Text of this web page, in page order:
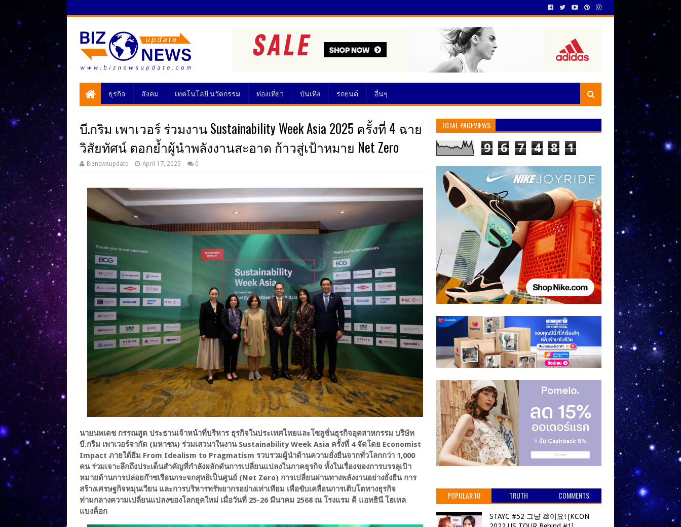
ธุรกิจ สังคม เทคโนโลยี นวัตกรรม ท่องเที่ยว บันเทิง รถยนต์ อื่นๆ
บี.กริม เพาเวอร์ ร่วมงาน Sustainability Week Asia 2025 ครั้งที่ 4 ฉาย
วิสัยทัศน์ ตอกย้ำผู้นำพลังงานสะอาด ก้าวสู่เป้าหมาย Net Zero
Biznewsupdate April 17, 2025 0
นายนพเดช กรรณสูต ประธานเจ้าหน้าที่บริหาร ธุรกิจในประเทศไทยและโซลูชั่นธุรกิจอุตสาหกรรม บริษัท
บี.กริม เพาเวอร์จากัด (มหาชน) ร่วมเสวนาในงาน Sustainability Week Asia ครั้งที่ 4 จัดโดย Economist
Impact ภายใต้ธีม From Idealism to Pragmatism รวบรวมผู้นำด้านความยั่งยืนจากทั่วโลกกว่า 1,000
คน ร่วมเจาะลึกถึงประเด็นสำคัญที่กำลังผลักดันการเปลี่ยนแปลงในภาคธุรกิจ ทั้งในเรื่องของการบรรลุเป้า
หมายด้านการปล่อยก๊าซเรือนกระจกสุทธิเป็นศูนย์ (Net Zero) การเปลี่ยนผ่านทางพลังงานอย่างยั่งยืน การ
สร้างเศรษฐกิจหมุนเวียน และการบริหารทรัพยากรอย่างเท่าเทียม เพื่อขับเคลื่อนการเติบโตทางธุรกิจ
ท่ามกลางความเปลี่ยนแปลงของโลกยุคใหม่ เมื่อวันที่ 25-26 มีนาคม 2568 ณ โรงแรม ดิ แอทธินี โฮเทล
แบงค็อก
TOTAL PAGEVIEWS
9 6 7 4 8 1
POPULAR 10 TRUTH COMMENTS
STAYC #52 그냥 💩이요! [KCON